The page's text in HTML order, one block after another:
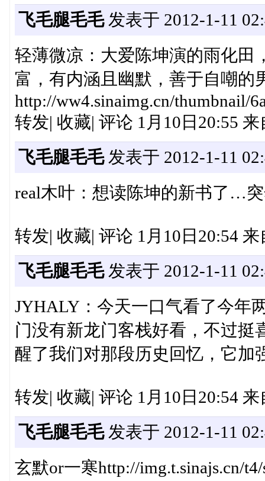
飞毛腿毛毛发表于 2012-1-11
轻薄微凉：大爱陈坤演的雨化田
富，有内涵且幽默，善于自嘲的
http://ww4.sinaimg.cn/thumbnail/
转发| 收藏| 评论 1月10日20:55
飞毛腿毛毛发表于 2012-1-11
real木叶：想读陈坤的新书了…
转发| 收藏| 评论 1月10日20:54
飞毛腿毛毛发表于 2012-1-11
JYHALY：今天一口气看了今年
门没有新龙门客栈好看，不过挺
醒了我们对那段历史回忆，它加
转发| 收藏| 评论 1月10日20:54
飞毛腿毛毛发表于 2012-1-11
玄默or一寒http://img.t.sinajs.cn/